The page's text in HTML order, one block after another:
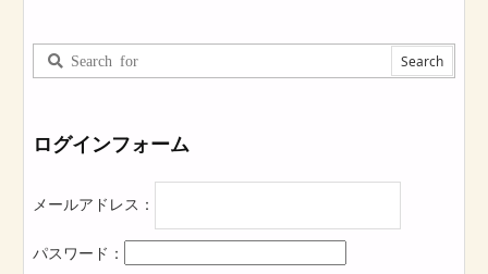
ログインフォーム
メールアドレス：
パスワード：